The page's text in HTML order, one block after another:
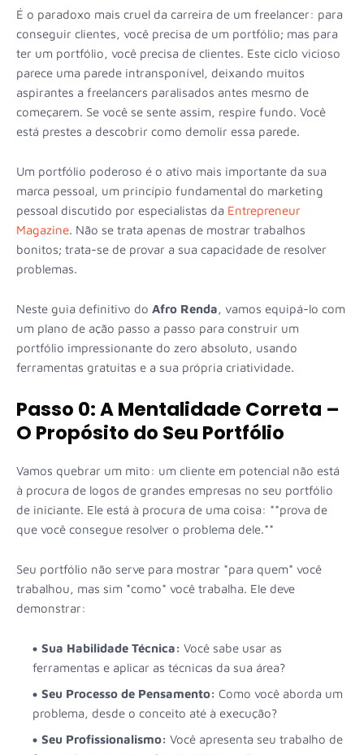
É o paradoxo mais cruel da carreira de um freelancer: para
conseguir clientes, você precisa de um portfólio; mas para
ter um portfólio, você precisa de clientes. Este ciclo vicioso
parece uma parede intransponível, deixando muitos
aspirantes a freelancers paralisados antes mesmo de
começarem. Se você se sente assim, respire fundo. Você
está prestes a descobrir como demolir essa parede.
Um portfólio poderoso é o ativo mais importante da sua
marca pessoal, um princípio fundamental do marketing
pessoal discutido por especialistas da Entrepreneur
Magazine. Não se trata apenas de mostrar trabalhos
bonitos; trata-se de provar a sua capacidade de resolver
problemas.
Neste guia definitivo do Afro Renda, vamos equipá-lo com
um plano de ação passo a passo para construir um
portfólio impressionante do zero absoluto, usando
ferramentas gratuitas e a sua própria criatividade.
Passo 0: A Mentalidade Correta –
O Propósito do Seu Portfólio
Vamos quebrar um mito: um cliente em potencial não está
à procura de logos de grandes empresas no seu portfólio
de iniciante. Ele está à procura de uma coisa: **prova de
que você consegue resolver o problema dele.**
Seu portfólio não serve para mostrar *para quem* você
trabalhou, mas sim *como* você trabalha. Ele deve
demonstrar:
Sua Habilidade Técnica: Você sabe usar as
ferramentas e aplicar as técnicas da sua área?
Seu Processo de Pensamento: Como você aborda um
problema, desde o conceito até à execução?
Seu Profissionalismo: Você apresenta seu trabalho de